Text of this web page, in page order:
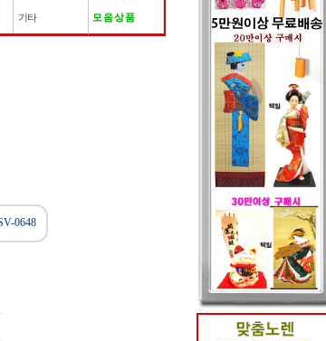
기타 모 음 상 품
0648